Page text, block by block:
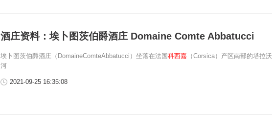
酒庄资料：埃卜图茨伯爵酒庄 Domaine Comte Abbatucci
埃卜图茨伯爵酒庄（DomaineComteAbbatucci）坐落在法国科西嘉 （Corsica）产区南部的塔拉沃
河
2021-09-25 16:35:08